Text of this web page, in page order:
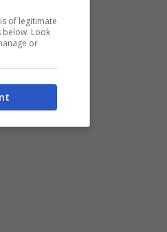
of legitimate
below. Look
or